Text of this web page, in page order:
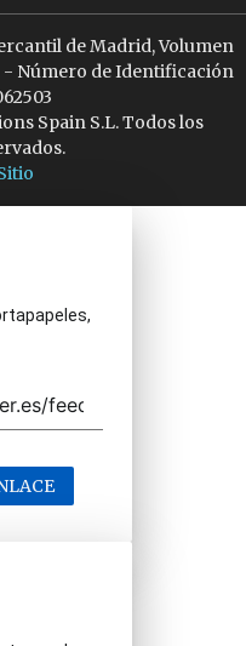
de Madrid, Volumen
- Número de Identificación
Spain S.L. Todos los